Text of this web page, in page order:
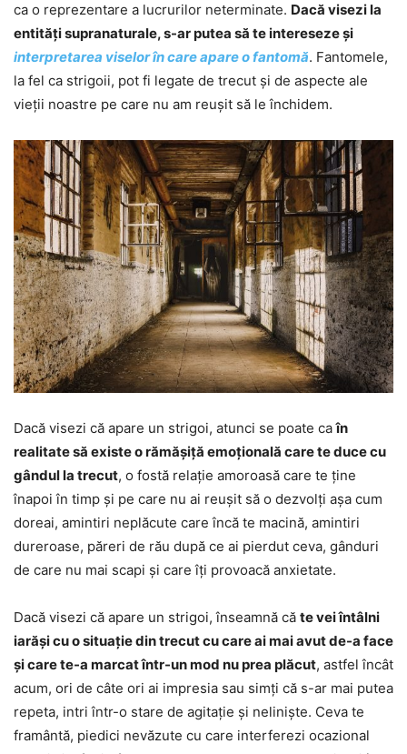
ca o reprezentare a lucrurilor neterminate. Dacă visezi la
entități supranaturale, s-ar putea să te intereseze și
interpretarea viselor în care apare o fantomă. Fantomele,
la fel ca strigoii, pot fi legate de trecut și de aspecte ale
vieții noastre pe care nu am reușit să le închidem.
Dacă visezi că apare un strigoi, atunci se poate caîn
realitate să existe o rămășiță emoțională care te duce cu
gândul la trecut, o fostă relație amoroasă care te ține
înapoi în timp și pe care nu ai reușit să o dezvolți așa cum
doreai, amintiri neplăcute care încă te macină, amintiri
dureroase, păreri de rău după ce ai pierdut ceva, gânduri
de care nu mai scapi și care îți provoacă anxietate.
Dacă visezi că apare un strigoi, înseamnă că te vei întâlni
iarăși cu o situație din trecut cu care ai mai avut de-a face
și care te-a marcat într-un mod nu prea plăcut, astfel încât
acum, ori de câte ori ai impresia sau simți că s-ar mai putea
repeta, intri într-o stare de agitație și neliniște. Ceva te
framântă, piedici nevăzute cu care interferezi ocazional